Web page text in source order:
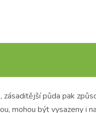
půda pak
mohou být vysazeny i